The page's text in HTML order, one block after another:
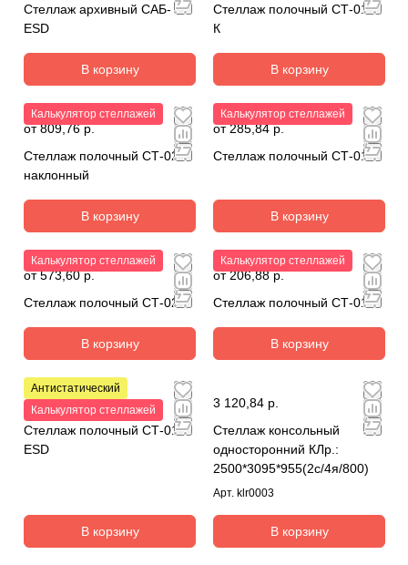
Стеллаж архивный САБ-
ESD
В корзину
Стеллаж полочный СТ-010
К
В корзину
Калькулятор стеллажей
от 809,76 р.
Стеллаж полочный СТ-023
наклонный
В корзину
Калькулятор стеллажей
от 285,84 р.
Стеллаж полочный СТ-012
В корзину
Калькулятор стеллажей
от 573,60 р.
Стеллаж полочный СТ-023
В корзину
Калькулятор стеллажей
от 206,88 р.
Стеллаж полочный СТ-011
В корзину
Антистатический
Калькулятор стеллажей
от 526,20 р.
Стеллаж полочный СТ-012
ESD
В корзину
3 120,84 р.
Стеллаж консольный
односторонний КЛр.:
2500*3095*955(2с/4я/800)
Арт. klr0003
В корзину